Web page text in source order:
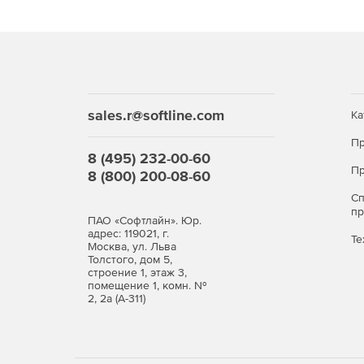
sales.r@softline.com
8 (495) 232-00-60
8 (800) 200-08-60
ПАО «Софтлайн». Юр.
адрес: 119021, г.
Москва, ул. Льва
Толстого, дом 5,
строение 1, этаж 3,
помещение 1, комн. №
2, 2а (А-311)